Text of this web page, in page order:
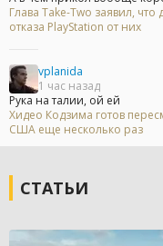
Глава Take-Two заявил,
отказа PlayStation от них
vplanida
1 час назад
Рука на талии, ой ей
Хидео Кодзима готов
США еще несколько раз
СТАТЬИ